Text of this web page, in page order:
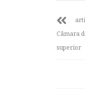
Câmara
superior